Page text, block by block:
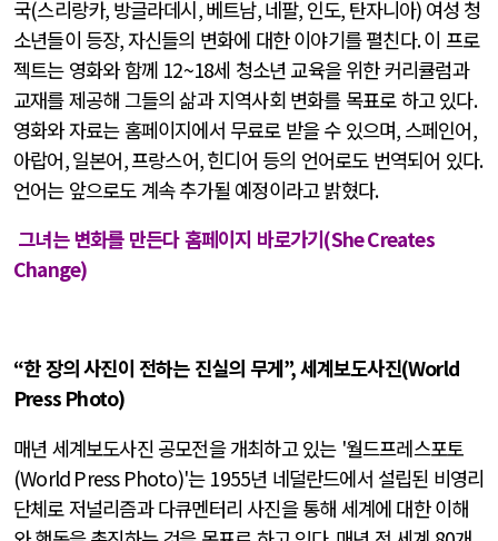
국(스리랑카, 방글라데시,베트남,네팔, 인도, 탄자니아) 여성 청
소년들이 등장,자신들의 변화에 대한 이야기를 펼친다.이 프로
젝트는 영화와 함께 12~18세 청소년 교육을 위한 커리큘럼과
교재를 제공해 그들의 삶과 지역사회 변화를 목표로 하고 있다.
영화와 자료는 홈페이지에서 무료로 받을 수 있으며,스페인어,
아랍어,일본어,프랑스어,힌디어 등의 언어로도 번역되어 있다.
언어는 앞으로도 계속 추가될 예정이라고 밝혔다.
그녀는 변화를 만든다 홈페이지 바로가기(She Creates
Change)
“한 장의 사진이 전하는 진실의 무게”,세계보도사진(World
Press Photo)
매년 세계보도사진 공모전을 개최하고 있는 '월드프레스포토
(World Press Photo)'는 1955년 네덜란드에서 설립된 비영리
단체로 저널리즘과 다큐멘터리 사진을 통해 세계에 대한 이해